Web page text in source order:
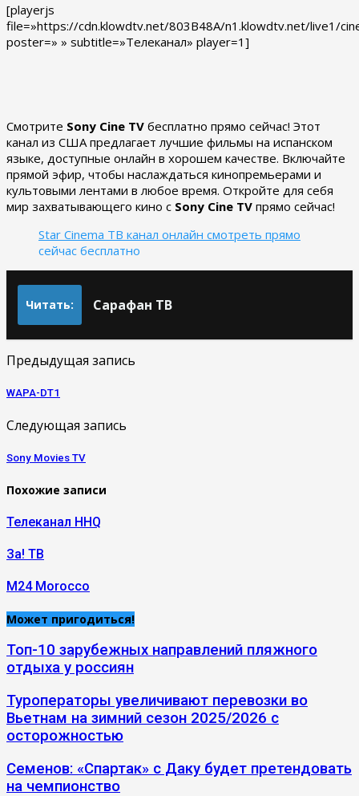
[playerjs
file=»https://cdn.klowdtv.net/803B48A/n1.klowdtv.net/live1/
poster=» » subtitle=»Телеканал» player=1]
Смотрите Sony Cine TV бесплатно прямо сейчас! Этот
канал из США предлагает лучшие фильмы на испанском
языке, доступные онлайн в хорошем качестве. Включайте
прямой эфир, чтобы наслаждаться кинопремьерами и
культовыми лентами в любое время. Откройте для себя
мир захватывающего кино с Sony Cine TV прямо сейчас!
Star Cinema ТВ канал онлайн смотреть прямо
сейчас бесплатно
Читать: Сарафан ТВ
Предыдущая запись
WAPA-DT1
Следующая запись
Sony Movies TV
Похожие записи
Телеканал HHQ
За! ТВ
M24 Morocco
Может пригодиться!
Топ-10 зарубежных направлений пляжного
отдыха у россиян
Туроператоры увеличивают перевозки во
Вьетнам на зимний сезон 2025/2026 с
осторожностью
Семенов: «Спартак» с Даку будет претендовать
на чемпионство